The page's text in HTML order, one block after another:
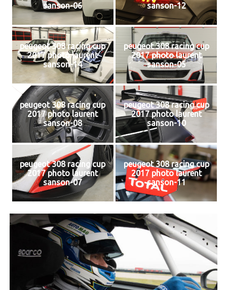
sanson-06
sanson-12
peugeot 308 racing cup
2017 photo laurent
sanson-14
peugeot 308 racing cup
2017 photo laurent
sanson-05
peugeot 308 racing cup
2017 photo laurent
sanson-08
peugeot 308 racing cup
2017 photo laurent
sanson-10
peugeot 308 racing cup
2017 photo laurent
sanson-07
peugeot 308 racing cup
2017 photo laurent
sanson-11